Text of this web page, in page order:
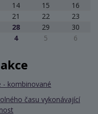
14 15
16
21 22
23
28 29
30
4 5 6
- kombinované
času vykonávající